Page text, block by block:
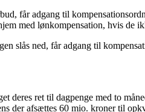
får adgang til
med lønkompensation, hvis de
slås ned, får adgang til
ret til dagpenge med to
der afsættes 60 mio. kroner til